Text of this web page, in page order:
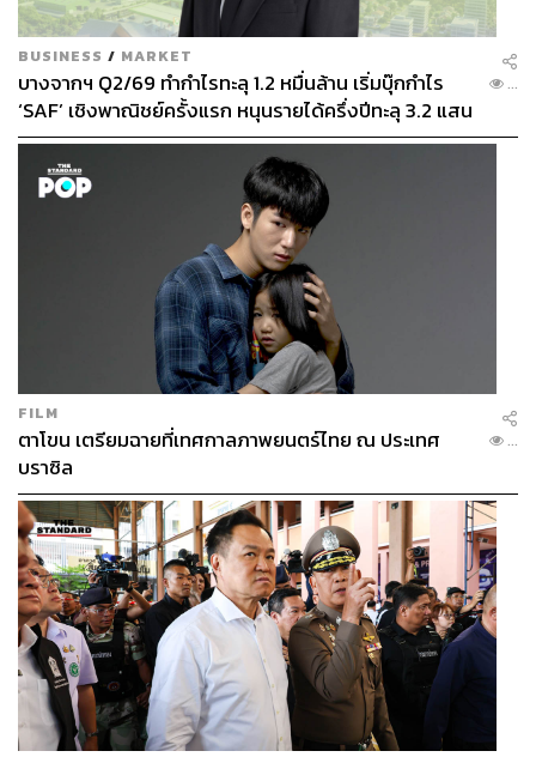
BUSINESS / MARKET
บางจากฯ Q2/69 ทำกำไรทะลุ 1.2 หมื่นล้าน เริ่มบุ๊กกำไร
‘SAF’ เชิงพาณิชย์ครั้งแรก หนุนรายได้ครึ่งปีทะลุ 3.2 แสน
ล้าน
...
FILM
ตาโขน เตรียมฉายที่เทศกาลภาพยนตร์ไทย ณ ประเทศ
บราซิล
...